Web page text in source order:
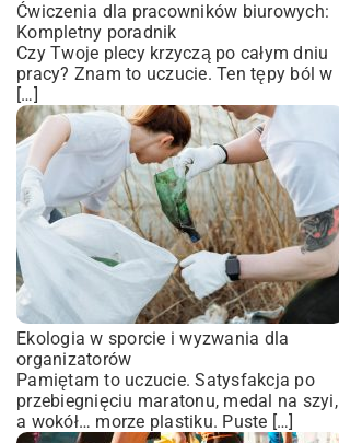
Ćwiczenia dla pracowników biurowych:
Kompletny poradnik
Czy Twoje plecy krzyczą po całym dniu
pracy? Znam to uczucie. Ten tępy ból w
[…]
Ekologia w sporcie i wyzwania dla
organizatorów
Pamiętam to uczucie. Satysfakcja po
przebiegnięciu maratonu, medal na szyi,
a wokół… morze plastiku. Puste […]